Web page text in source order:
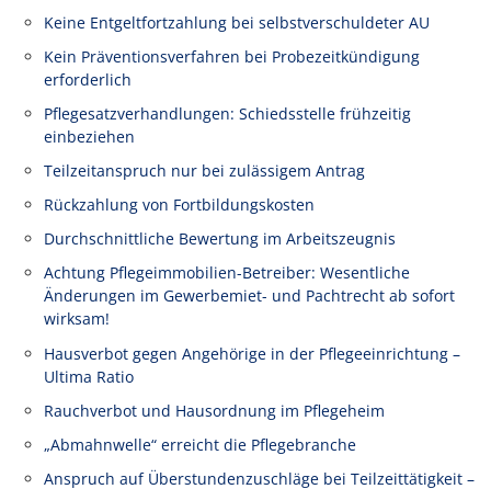
Keine Entgeltfortzahlung bei selbstverschuldeter AU
Kein Präventionsverfahren bei Probezeitkündigung
erforderlich
Pflegesatzverhandlungen: Schiedsstelle frühzeitig
einbeziehen
Teilzeitanspruch nur bei zulässigem Antrag
Rückzahlung von Fortbildungskosten
Durchschnittliche Bewertung im Arbeitszeugnis
Achtung Pflegeimmobilien-Betreiber: Wesentliche
Änderungen im Gewerbemiet- und Pachtrecht ab sofort
wirksam!
Hausverbot gegen Angehörige in der Pflegeeinrichtung –
Ultima Ratio
Rauchverbot und Hausordnung im Pflegeheim
„Abmahnwelle“ erreicht die Pflegebranche
Anspruch auf Überstundenzuschläge bei Teilzeittätigkeit –